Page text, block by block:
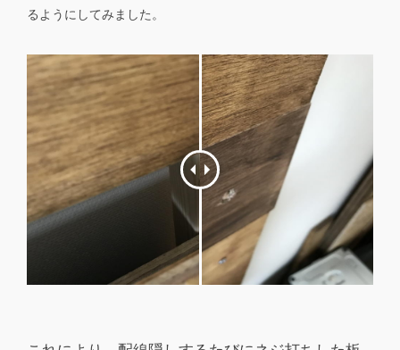
るようにしてみました。